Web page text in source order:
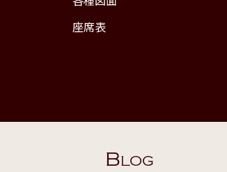
座席表
BLOG